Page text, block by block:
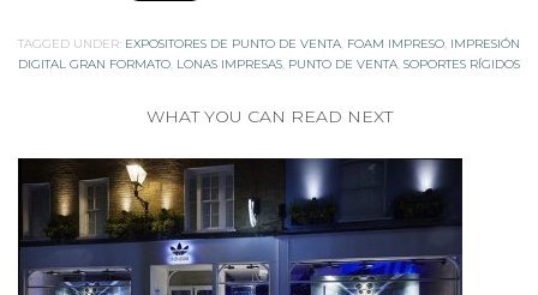
TAGGED UNDER: EXPOSITORES DE PUNTO DE VENTA FOAM IMPRESO IMPRESIÓN
DIGITAL GRAN FORMATO LONAS IMPRESAS PUNTO DE VENTA SOPORTES RÍGIDOS
WHAT YOU CAN READ NEXT